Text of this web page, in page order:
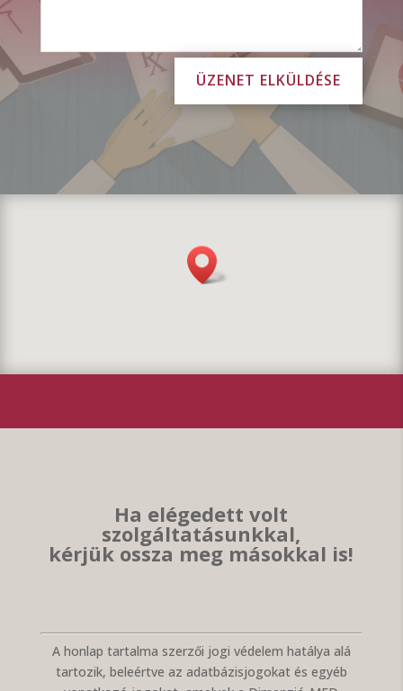
ÜZENET ELKÜLDÉSE
Ha elégedett volt
szolgáltatásunkkal,
kérjük ossza meg másokkal is!
A honlap tartalma szerzői jogi védelem hatálya alá
tartozik, beleértve az adatbázisjogokat és egyéb